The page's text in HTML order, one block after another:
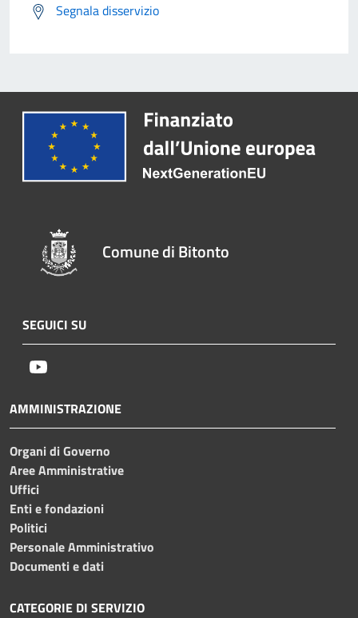
Segnala disservizio
Comune di Bitonto
SEGUICI SU
AMMINISTRAZIONE
Organi di Governo
Aree Amministrative
Uffici
Enti e fondazioni
Politici
Personale Amministrativo
Documenti e dati
CATEGORIE DI SERVIZIO